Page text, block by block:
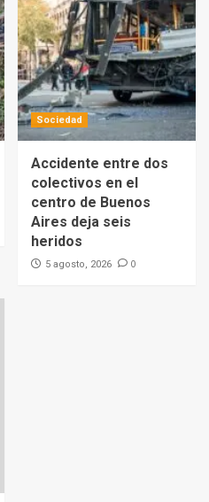
Sociedad
Accidente entre dos
colectivos en el
centro de Buenos
Aires deja seis
heridos
5 agosto, 2026 0